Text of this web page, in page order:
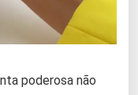
poderosa não